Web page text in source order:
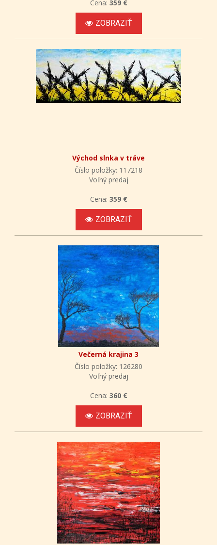
Cena: 359 €
ZOBRAZIŤ
Východ slnka v tráve
Číslo položky: 117218
Voľný predaj
Cena: 359 €
ZOBRAZIŤ
Večerná krajina 3
Číslo položky: 126280
Voľný predaj
Cena: 360 €
ZOBRAZIŤ